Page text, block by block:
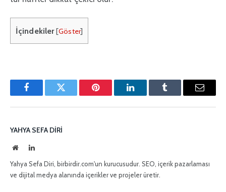
İçindekiler [Göster]
FacebookTwitter Pinterest'inLinkedInTumblr
E-
YAHYA SEFA DIRI
İnternetLinkedIn
Yahya Sefa Diri, birbirdir.com'un kurucusudur. SEO, içerik pazarlaması
ve dijital medya alanında içerikler ve projeler üretir.